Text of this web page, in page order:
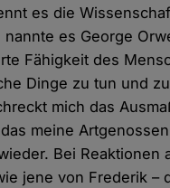
es die
es George
Fähigkeit des
Dinge zu tun und
mich das
meine
Bei Reaktionen
jene von Frederik –